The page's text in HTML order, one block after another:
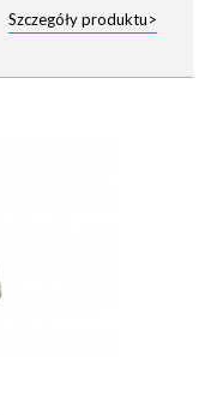
Szczegóły produktu>